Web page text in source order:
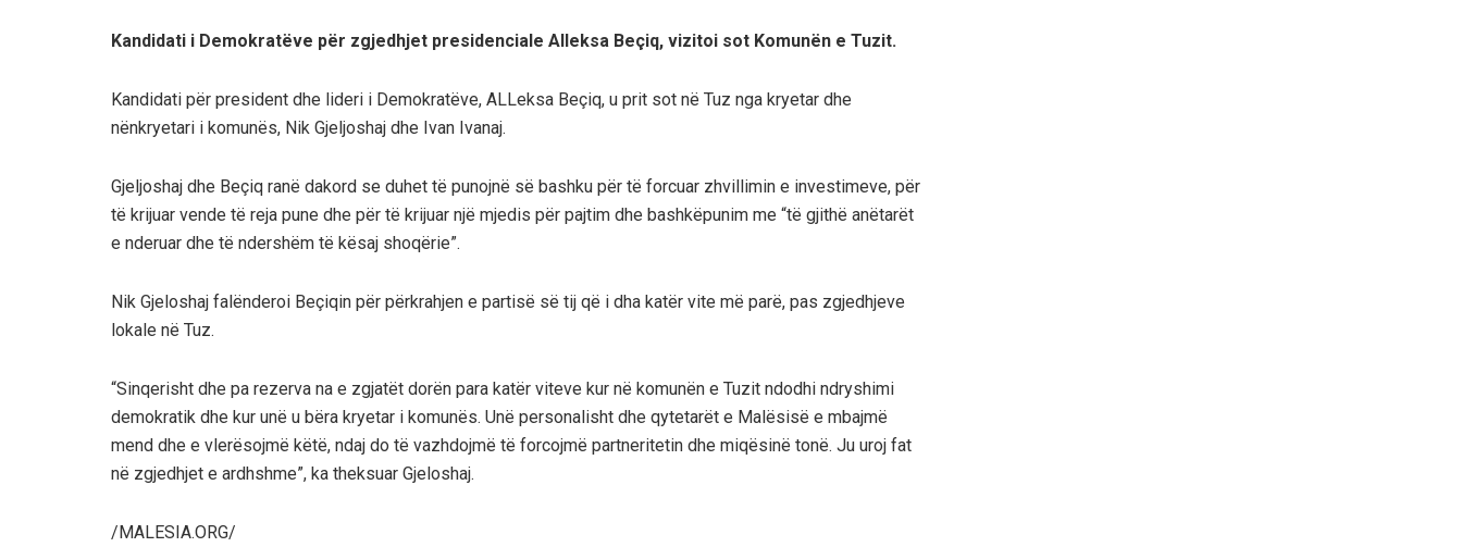
Kandidati i Demokratëve për zgjedhjet presidenciale Alleksa Beçiq, vizitoi sot Komunën e Tuzit.
Kandidati për president dhe lideri i Demokratëve, ALLeksa Beçiq, u prit sot në Tuz nga kryetar dhe
nënkryetari i komunës, Nik Gjeljoshaj dhe Ivan Ivanaj.
Gjeljoshaj dhe Beçiq ranë dakord se duhet të punojnë së bashku për të forcuar zhvillimin e investimeve, për
të krijuar vende të reja pune dhe për të krijuar një mjedis për pajtim dhe bashkëpunim me “të gjithë anëtarët
e nderuar dhe të ndershëm të kësaj shoqërie”.
Nik Gjeloshaj falënderoi Beçiqin për përkrahjen e partisë së tij që i dha katër vite më parë, pas zgjedhjeve
lokale në Tuz.
“Sinqerisht dhe pa rezerva na e zgjatët dorën para katër viteve kur në komunën e Tuzit ndodhi ndryshimi
demokratik dhe kur unë u bëra kryetar i komunës. Unë personalisht dhe qytetarët e Malësisë e mbajmë
mend dhe e vlerësojmë këtë, ndaj do të vazhdojmë të forcojmë partneritetin dhe miqësinë tonë. Ju uroj fat
në zgjedhjet e ardhshme”, ka theksuar Gjeloshaj.
/MALESIA.ORG/